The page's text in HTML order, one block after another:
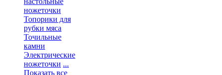
ножеточки
Топорики для
рубки мяса
Точильные
камни
Электрические
ножеточки ...
Показать все